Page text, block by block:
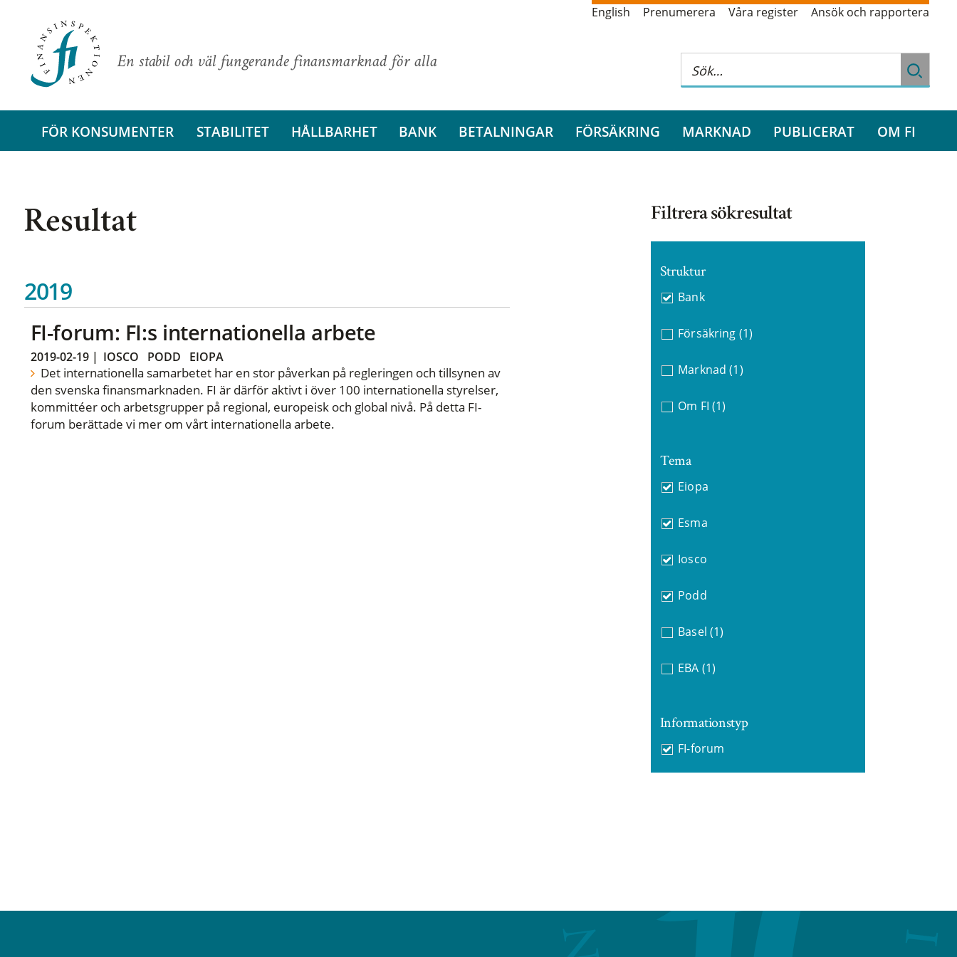
En stabil och väl fungerande finansmarknad för alla
English Prenumerera Våra register Ansök och rapportera
FÖR KONSUMENTER STABILITET HÅLLBARHET BANK BETALNINGAR FÖRSÄKRING MARKNAD PUBLICERAT OM FI
Resultat
2019
FI-forum: FI:s internationella arbete
2019-02-19| IOSCO PODD EIOPA
Det internationella samarbetet har en stor påverkan på regleringen och tillsynen av
den svenska finansmarknaden. FI är därför aktivt i över 100 internationella styrelser,
kommittéer och arbetsgrupper på regional, europeisk och global nivå. På detta FI-
forum berättade vi mer om vårt internationella arbete.
Filtrera sökresultat
Struktur
Bank
Försäkring (1)
Marknad (1)
Om FI (1)
Tema
Eiopa
Esma
Iosco
Podd
Basel (1)
EBA (1)
Informationstyp
FI-forum